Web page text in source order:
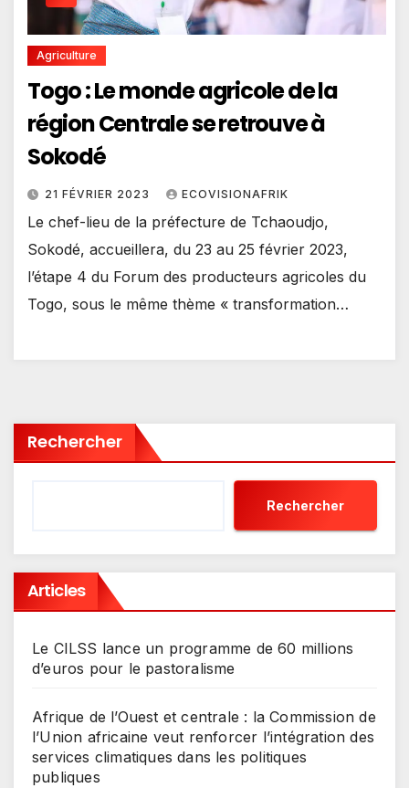
Agriculture
Togo : Le monde agricole de la
région Centrale se retrouve à
Sokodé
21 FÉVRIER 2023 ECOVISIONAFRIK
Le chef-lieu de la préfecture de Tchaoudjo,
Sokodé, accueillera, du 23 au 25 février 2023,
l’étape 4 du Forum des producteurs agricoles du
Togo, sous le même thème « transformation…
Rechercher
Rechercher
Articles
Le CILSS lance un programme de 60 millions
d’euros pour le pastoralisme
Afrique de l’Ouest et centrale : la Commission de
l’Union africaine veut renforcer l’intégration des
services climatiques dans les politiques
publiques